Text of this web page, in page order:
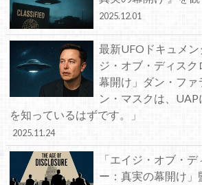
2025.12.01
最新UFOドキュメ
ジ・オブ・ディス
幕開け」ダン・ファ
ン・マスクは、
を知っているはずです。」
2025.11.24
「エイジ・オブ・
ー：真実の幕開け」